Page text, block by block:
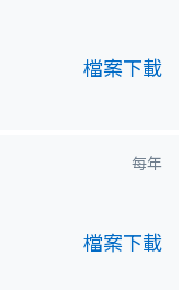
檔案下載
每年
檔案下載